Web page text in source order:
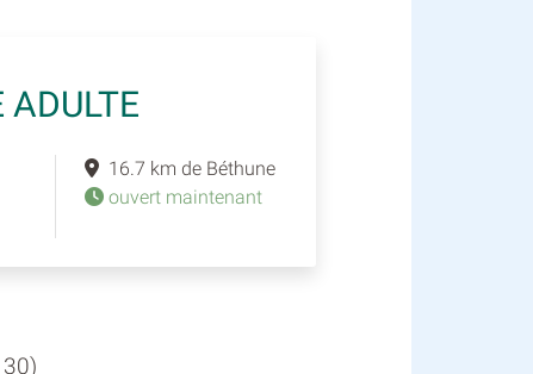
16.7 km de Béthune
ouvert maintenant